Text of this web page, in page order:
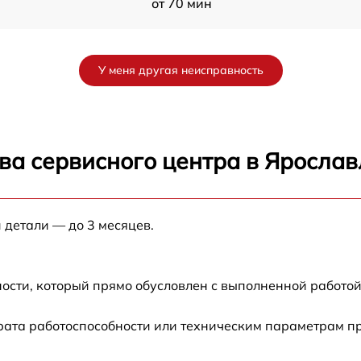
от 70 мин
от 100 мин
от 70 мин
У меня другая неисправность
сервисного центра в
детали — до 3 месяцев.
который прямо обусловлен с выполненной
работоспособности или техническим параметрам